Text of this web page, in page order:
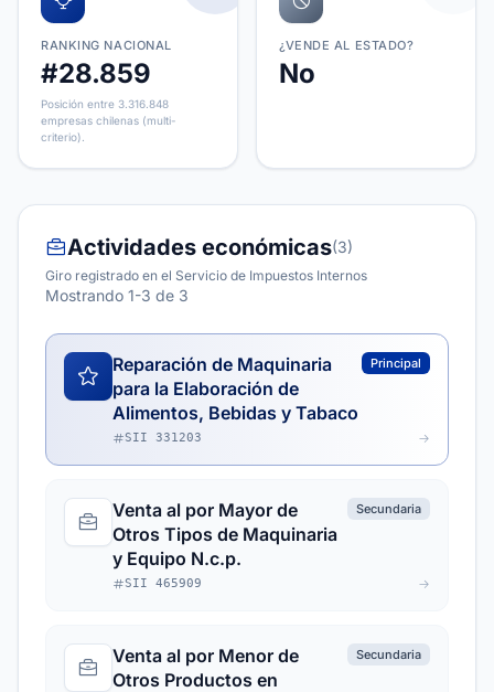
RANKING NACIONAL
#28.859
Posición entre 3.316.848
empresas chilenas (multi-
criterio).
¿VENDE AL ESTADO?
No
Actividades económicas(3)
Giro registrado en el Servicio de Impuestos Internos
Mostrando 1-3 de 3
Reparación de Maquinaria
para la Elaboración de
Alimentos, Bebidas y Tabaco
Principal
SII 331203
Venta al por Mayor de
Otros Tipos de Maquinaria
y Equipo N.c.p.
Secundaria
SII 465909
Venta al por Menor de
Otros Productos en
Secundaria